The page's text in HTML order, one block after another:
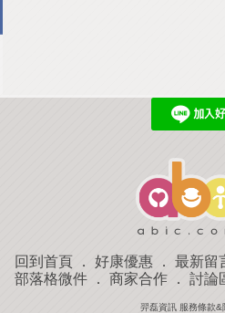
回到首頁 ． 好康優惠 ． 最新留
部落格微件． 商家合作． 討論
羿磊資訊 服務條款&